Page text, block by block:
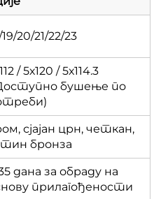
19/20/21/22/23
/ 5х120 / 5х114.3
бушење по
сјајан црн, четкан,
бронза
дана за обраду на
прилагођености